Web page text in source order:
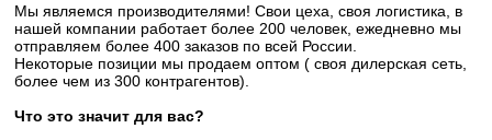
Мы являемся производителями! Свои цеха, своя логистика, в
нашей компании работает более 200 человек, ежедневно мы
отправляем более 400 заказов по всей России.
Некоторые позиции мы продаем оптом ( своя дилерская сеть,
более чем из 300 контрагентов).
Что это значит для вас?